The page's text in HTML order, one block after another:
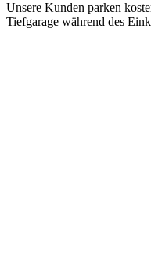
Unsere Kunden parken
Tiefgarage während des